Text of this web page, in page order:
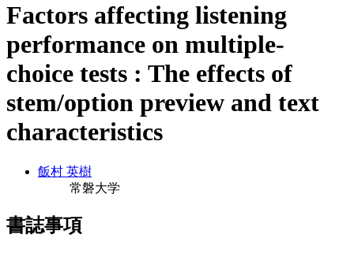
Factors affecting listening
performance on multiple-
choice tests : The effects of
stem/option preview and text
characteristics
飯村 英樹
常磐大学
書誌事項